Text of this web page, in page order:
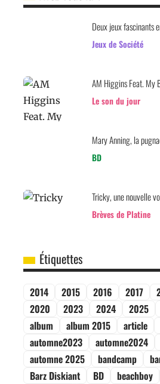
Deux jeux fascinants
Jeux de Société
AM Higgins Feat. My
Le son du jour
Mary Anning, la
BD
Tricky, une nouvelle
Brèves de Platine
Étiquettes
2014 2015 2016 2017
2020
2023 2024 2025
album
album 2015 article
automne2023
automne2024
automne 2025
bandcamp
Barz Diskiant
BD beachboy